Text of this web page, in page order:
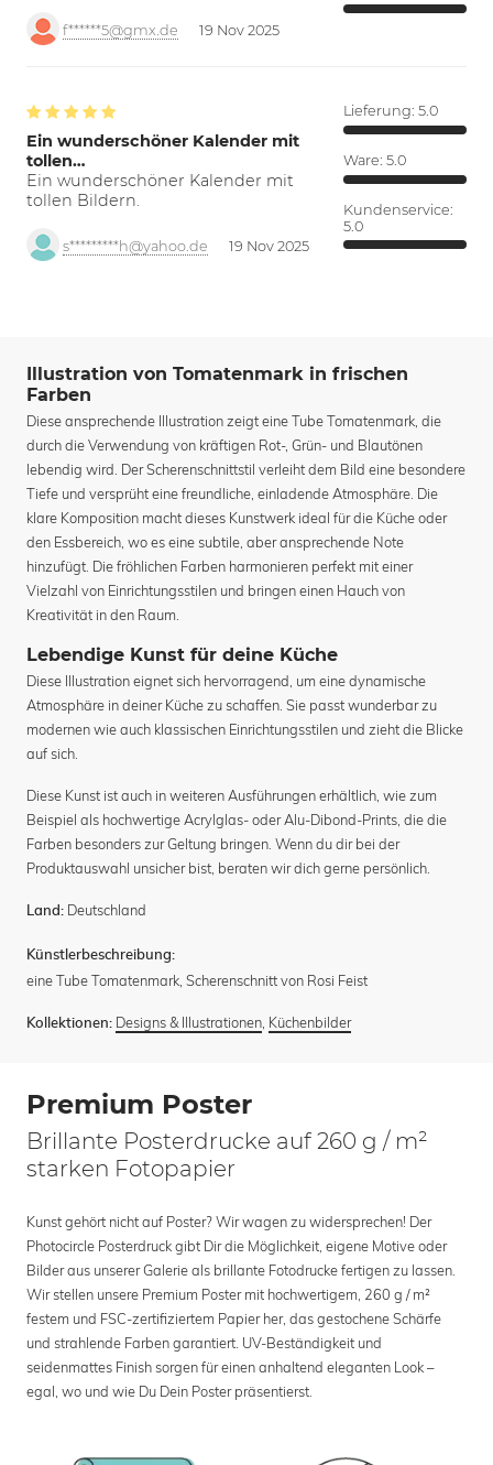
f******5@gmx.de 19 Nov 2025
Ein wunderschöner Kalender mit
tollen…
Ein wunderschöner Kalender mit
tollen Bildern.
s*********h@yahoo.de 19 Nov 2025
Lieferung: 5.0
Ware: 5.0
Kundenservice:
5.0
Illustration von Tomatenmark in frischen
Farben
Diese ansprechende Illustration zeigt eine Tube Tomatenmark, die
durch die Verwendung von kräftigen Rot-, Grün- und Blautönen
lebendig wird. Der Scherenschnittstil verleiht dem Bild eine besondere
Tiefe und versprüht eine freundliche, einladende Atmosphäre. Die
klare Komposition macht dieses Kunstwerk ideal für die Küche oder
den Essbereich, wo es eine subtile, aber ansprechende Note
hinzufügt. Die fröhlichen Farben harmonieren perfekt mit einer
Vielzahl von Einrichtungsstilen und bringen einen Hauch von
Kreativität in den Raum.
Lebendige Kunst für deine Küche
Diese Illustration eignet sich hervorragend, um eine dynamische
Atmosphäre in deiner Küche zu schaffen. Sie passt wunderbar zu
modernen wie auch klassischen Einrichtungsstilen und zieht die Blicke
auf sich.
Diese Kunst ist auch in weiteren Ausführungen erhältlich, wie zum
Beispiel als hochwertige Acrylglas- oder Alu-Dibond-Prints, die die
Farben besonders zur Geltung bringen. Wenn du dir bei der
Produktauswahl unsicher bist, beraten wir dich gerne persönlich.
Land: Deutschland
Künstlerbeschreibung:
eine Tube Tomatenmark, Scherenschnitt von Rosi Feist
Kollektionen: Designs & Illustrationen, Küchenbilder
Premium Poster
Brillante Posterdrucke auf 260 g / m²
starken Fotopapier
Kunst gehört nicht auf Poster? Wir wagen zu widersprechen! Der
Photocircle Posterdruck gibt Dir die Möglichkeit, eigene Motive oder
Bilder aus unserer Galerie als brillante Fotodrucke fertigen zu lassen.
Wir stellen unsere Premium Poster mit hochwertigem, 260 g / m²
festem und FSC-zertifiziertem Papier her, das gestochene Schärfe
und strahlende Farben garantiert. UV-Beständigkeit und
seidenmattes Finish sorgen für einen anhaltend eleganten Look –
egal, wo und wie Du Dein Poster präsentierst.